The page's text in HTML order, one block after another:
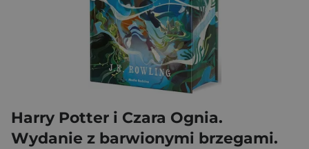
Harry Potter i Czara Ognia.
Wydanie z barwionymi brzegami.